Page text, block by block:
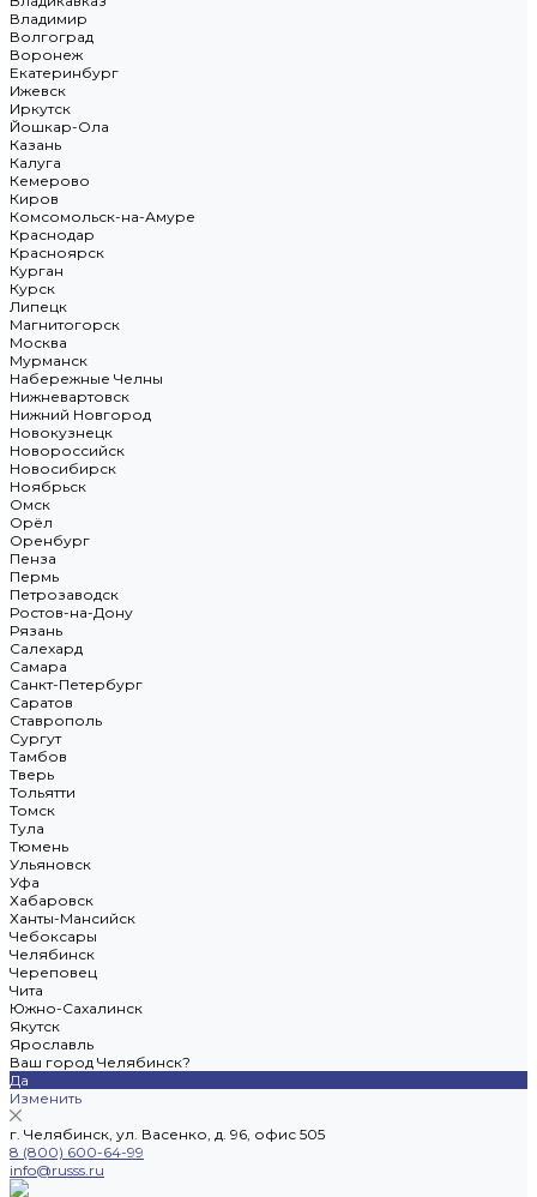
Владимир
Волгоград
Воронеж
Екатеринбург
Ижевск
Иркутск
Йошкар-Ола
Казань
Калуга
Кемерово
Киров
Комсомольск-на-Амуре
Краснодар
Красноярск
Курган
Курск
Липецк
Магнитогорск
Москва
Мурманск
Набережные Челны
Нижневартовск
Нижний Новгород
Новокузнецк
Новороссийск
Новосибирск
Ноябрьск
Омск
Орёл
Оренбург
Пенза
Пермь
Петрозаводск
Ростов-на-Дону
Рязань
Салехард
Самара
Санкт-Петербург
Саратов
Ставрополь
Сургут
Тамбов
Тверь
Тольятти
Томск
Тула
Тюмень
Ульяновск
Уфа
Хабаровск
Ханты-Мансийск
Чебоксары
Челябинск
Череповец
Чита
Южно-Сахалинск
Якутск
Ярославль
Ваш город Челябинск?
Да
Изменить
г. Челябинск, ул. Васенко, д. 96, офис 505
8 (800) 600-64-99
info@russs.ru